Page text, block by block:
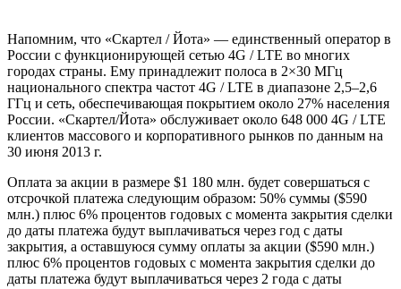
Напомним, что «Скартел / Йота» — единственный оператор в
России с функционирующей сетью 4G / LTE во многих
городах страны. Ему принадлежит полоса в 2×30 МГц
национального спектра частот 4G / LTE в диапазоне 2,5–2,6
ГГц и сеть, обеспечивающая покрытием около 27% населения
России. «Скартел/Йота» обслуживает около 648 000 4G / LTE
клиентов массового и корпоративного рынков по данным на
30 июня 2013 г.
Оплата за акции в размере $1 180 млн. будет совершаться с
отсрочкой платежа следующим образом: 50% суммы ($590
млн.) плюс 6% процентов годовых с момента закрытия сделки
до даты платежа будут выплачиваться через год с даты
закрытия, а оставшуюся сумму оплаты за акции ($590 млн.)
плюс 6% процентов годовых с момента закрытия сделки до
даты платежа будут выплачиваться через 2 года с даты